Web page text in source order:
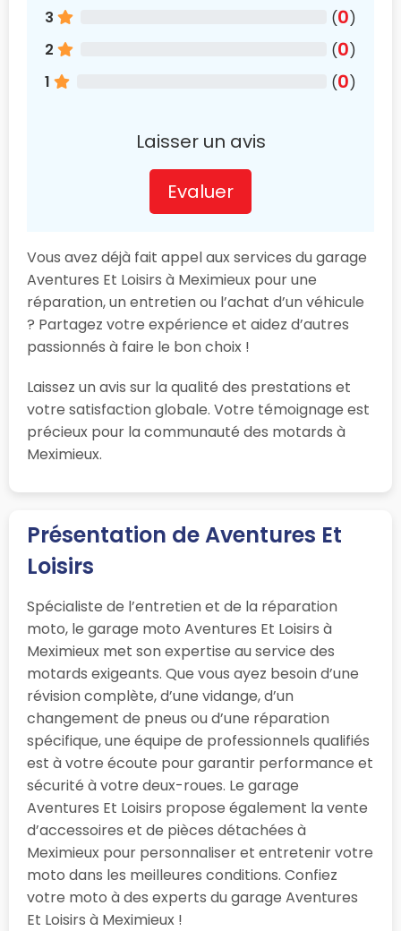
3 (0)
2
(0)
1
(0)
Laisser un avis
Evaluer
Vous avez déjà fait appel aux services du garage
Aventures Et Loisirs à Meximieux pour une
réparation, un entretien ou l’achat d’un véhicule
? Partagez votre expérience et aidez d’autres
passionnés à faire le bon choix !
Laissez un avis sur la qualité des prestations et
votre satisfaction globale. Votre témoignage est
précieux pour la communauté des motards à
Meximieux.
Présentation de Aventures Et
Loisirs
Spécialiste de l’entretien et de la réparation
moto, le garage moto Aventures Et Loisirs à
Meximieux met son expertise au service des
motards exigeants. Que vous ayez besoin d’une
révision complète, d’une vidange, d’un
changement de pneus ou d’une réparation
spécifique, une équipe de professionnels qualifiés
est à votre écoute pour garantir performance et
sécurité à votre deux-roues. Le garage
Aventures Et Loisirs propose également la vente
d’accessoires et de pièces détachées à
Meximieux pour personnaliser et entretenir votre
moto dans les meilleures conditions. Confiez
votre moto à des experts du garage Aventures
Et Loisirs à Meximieux !